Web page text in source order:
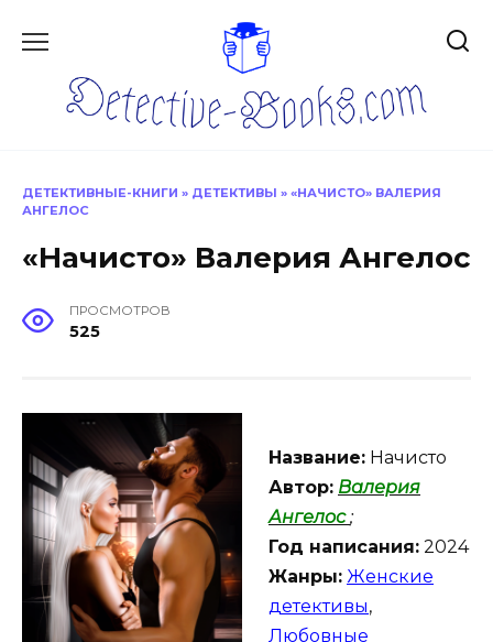
ДЕТЕКТИВНЫЕ-КНИГИ » ДЕТЕКТИВЫ » «НАЧИСТО» ВАЛЕРИЯ
АНГЕЛОС
«Начисто» Валерия Ангелос
ПРОСМОТРОВ
525
Название: Начисто
Автор: Валерия
Ангелос;
Год написания: 2024
Жанры: Женские
детективы,
Любовные